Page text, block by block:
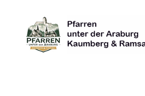
content
unter
derAraburg
Kaumberg